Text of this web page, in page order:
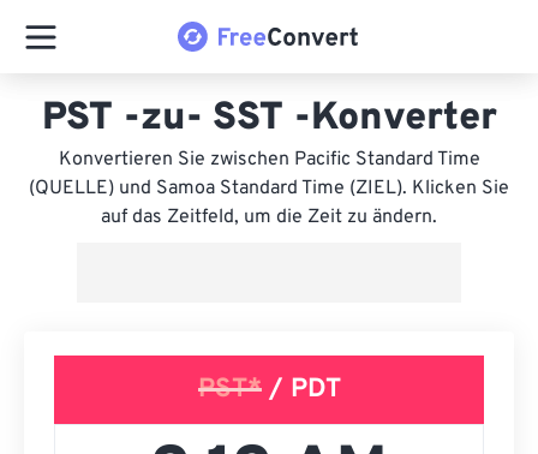
PST -zu- SST -Konverter
Konvertieren Sie zwischen Pacific Standard Time
(QUELLE) und Samoa Standard Time (ZIEL). Klicken Sie
auf das Zeitfeld, um die Zeit zu ändern.
PST*/ PDT